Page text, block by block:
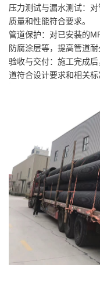
压力测试与漏水测试：
质量和性能符合要求。
管道保护：对已安装的
防腐涂层等，提高管道耐
验收与交付：施工完成
道符合设计要求和相关标